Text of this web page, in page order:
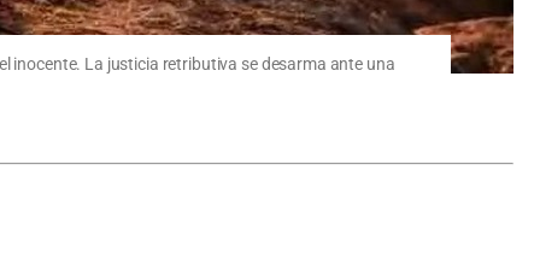
inocente. La justicia retributiva se desarma ante una